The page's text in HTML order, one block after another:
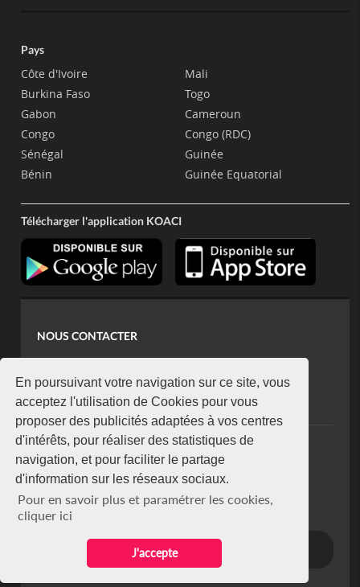
En poursuivant votre navigation sur ce site, vous
acceptez l'utilisation de Cookies pour vous
proposer des publicités adaptées à vos centres
d'intérêts, pour réaliser des statistiques de
navigation, et pour faciliter le partage
d'information sur les réseaux sociaux.
Pour en savoir plus et paramétrer les cookies,
cliquer ici
J'accepte
Pays
Côte d'Ivoire
Burkina Faso
Gabon
Congo
Sénégal
Bénin
Mali
Togo
Cameroun
Congo (RDC)
Guinée
Guinée Equatorial
Télécharger l'application KOACI
NOUS CONTACTER
koaci@yahoo.fr
+225 07 08 85 52 93
NEWSLETTER
Restez connecté via notre newsletter
S'abonner
Se désabonner